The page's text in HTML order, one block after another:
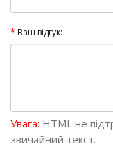
Ваш відгук:
Увага: HTML не
звичайний текст.